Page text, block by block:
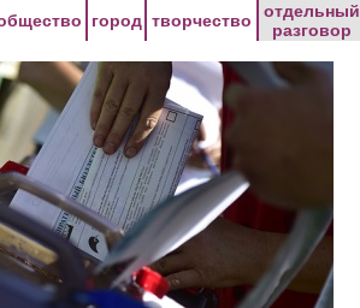
город творчество
отдельный
разговор